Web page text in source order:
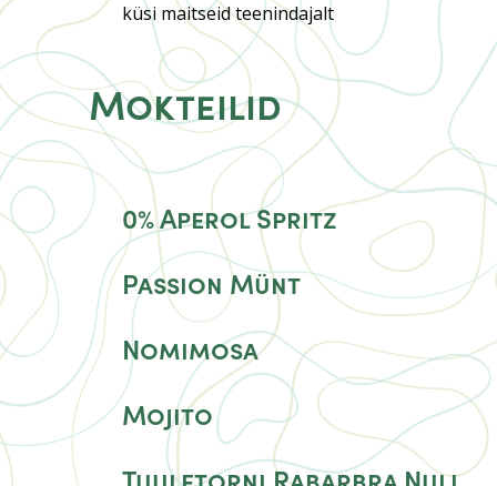
küsi maitseid teenindajalt
Mokteilid
0% Aperol Spritz
Passion Münt
Nomimosa
Mojito